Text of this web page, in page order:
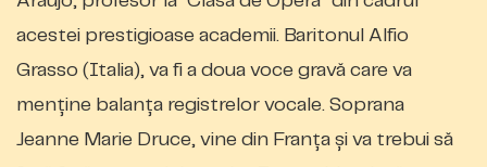
acestei prestigioase academii. Baritonul Alfio
Grasso (Italia), va fi a doua voce gravă care va
menține balanța registrelor vocale. Soprana
Jeanne Marie Druce, vine din Franța și va trebui să